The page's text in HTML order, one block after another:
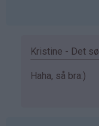
Kristine - Det
Som
Haha, så bra:)